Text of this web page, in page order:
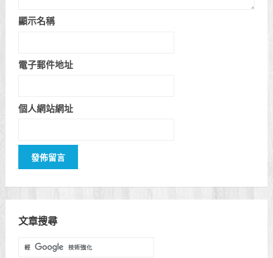
顯示名稱
電子郵件地址
個人網站網址
文章搜尋